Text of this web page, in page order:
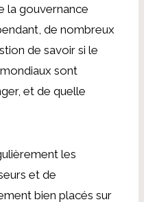
la gouvernance
de nombreux
de savoir si le
sont
et de quelle
les
et de
bien placés sur